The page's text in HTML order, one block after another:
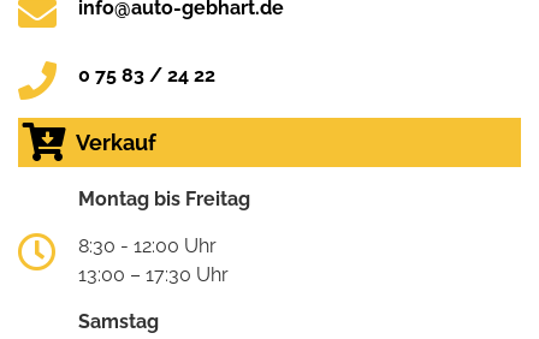
info@auto-gebhart.de
0 75 83 / 24 22
Verkauf
Montag bis Freitag
8:30 - 12:00 Uhr
13:00 – 17:30 Uhr
Samstag